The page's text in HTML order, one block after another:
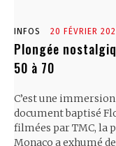
INFOS 20 FÉVRIER
Plongée
50 à 70
C’est une
document baptisé
filmées par TMC, la
Monaco a exhumé